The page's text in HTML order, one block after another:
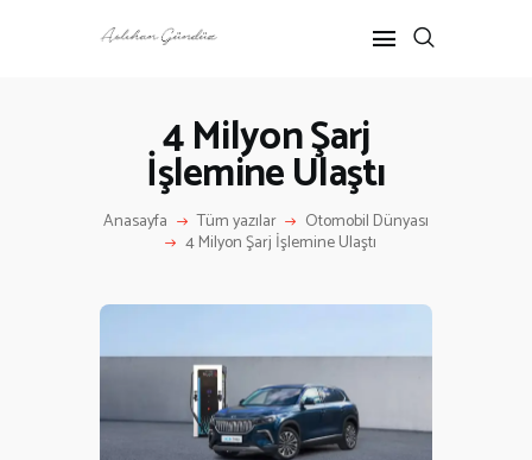
4 Milyon Şarj
İşlemine Ulaştı
Anasayfa Tüm yazılar Otomobil Dünyası
4 Milyon Şarj İşlemine Ulaştı
ANASAYFA
RÖPORTAJ
ANNE-ÇOCUK
HAKKIMDA